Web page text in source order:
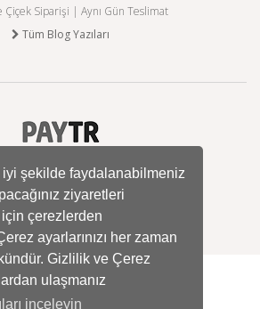
şekilde faydalanabilmeniz
ziyaretleri
çerezlerden
ayarlarınızı her zaman
Gizlilik ve Çerez
ulaşmanız
inceleyin
Çiçek Siparişi | Aynı Gün Teslimat
Tüm Blog Yazıları